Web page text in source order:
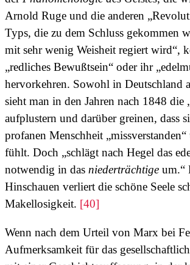
Arnold Ruge und die anderen
Typs, die zu dem Schluss gekommen
mit sehr wenig Weisheit regiert wird“,
„redliches Bewußtsein“ oder ihr
hervorkehren. Sowohl in Deutschland
sieht man in den Jahren nach 1848 die
aufplustern und darüber greinen, dass
profanen Menschheit
fühlt. Doch „schlägt nach Hegel das
notwendig in das niederträchtige um.“
Hinschauen verliert die schöne Seele
Makellosigkeit. [40]
Wenn nach dem Urteil von Marx bei
Aufmerksamkeit für das